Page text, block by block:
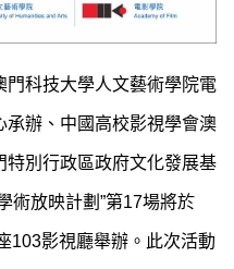
門科技大學人文藝術學院電
承辦、中國高校影視學會澳
特別行政區政府文化發展基
術放映計劃”第17場將於
103影視廳舉辦。此次活動